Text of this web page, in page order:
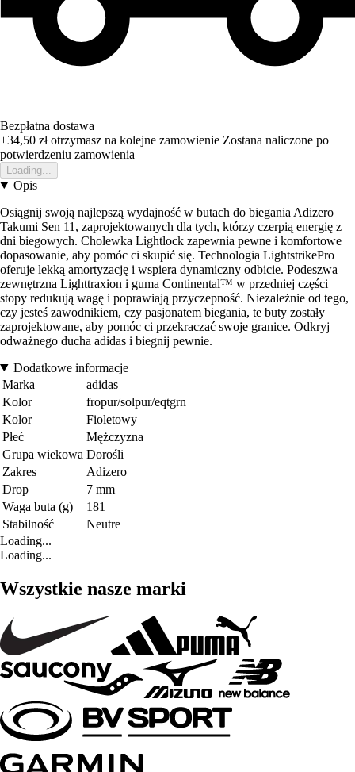
Bezpłatna dostawa
+34,50 złotrzymasz na kolejne zamowienie Zostana naliczone po
potwierdzeniu zamowienia
Loading...
Opis
Osiągnij swoją najlepszą wydajność w butach do biegania Adizero
Takumi Sen 11, zaprojektowanych dla tych, którzy czerpią energię z
dni biegowych. Cholewka Lightlock zapewnia pewne i komfortowe
dopasowanie, aby pomóc ci skupić się. Technologia LightstrikePro
oferuje lekką amortyzację i wspiera dynamiczny odbicie. Podeszwa
zewnętrzna Lighttraxion i guma Continental™ w przedniej części
stopy redukują wagę i poprawiają przyczepność. Niezależnie od tego,
czy jesteś zawodnikiem, czy pasjonatem biegania, te buty zostały
zaprojektowane, aby pomóc ci przekraczać swoje granice. Odkryj
odważnego ducha adidas i biegnij pewnie.
Dodatkowe informacje
Marka
adidas
Kolor
fropur/solpur/eqtgrn
Kolor
Fioletowy
Płeć
Mężczyzna
Grupa wiekowa Dorośli
Zakres
Adizero
Drop
7 mm
Waga buta (g)
181
Stabilność
Neutre
Loading...
Loading...
Wszystkie nasze marki